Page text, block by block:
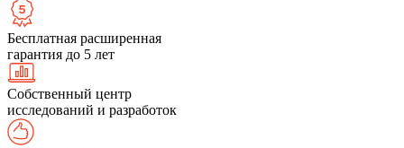
Бесплатная расширенная
гарантия до 5 лет
Собственный центр
исследований и разработок